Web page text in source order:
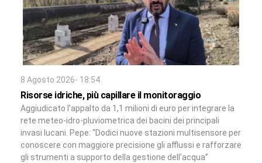
8 Agosto 2026- 18:54
Risorse idriche, più capillare il monitoraggio
Aggiudicato l’appalto da 1,1 milioni di euro per integrare la
rete meteo-idro-pluviometrica dei bacini dei principali
invasi lucani. Pepe: “Dodici nuove stazioni multisensore per
conoscere con maggiore precisione gli afflussi e rafforzare
gli strumenti a supporto della gestione dell’acqua”